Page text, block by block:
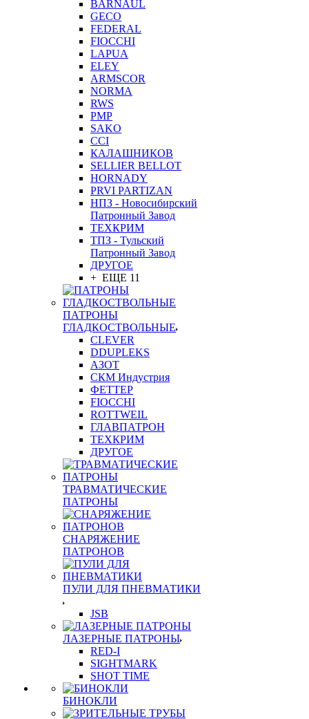
BARNAUL
GEСO
FEDERAL
FIOCCHI
LAPUA
ELEY
ARMSCOR
NORMA
RWS
PMP
SAKO
CCI
КАЛАШНИКОВ
SELLIER BELLOT
HORNADY
PRVI PARTIZAN
НПЗ - Новосибирский
Патронный Завод
ТЕХКРИМ
ТПЗ - Тульский
Патронный Завод
ДРУГОЕ
+ ЕЩЕ 11
ПАТРОНЫ
ГЛАДКОСТВОЛЬНЫЕ
CLEVER
DDUPLEKS
АЗОТ
СКМ Индустрия
ФЕТТЕР
FIOCCHI
ROTTWEIL
ГЛАВПАТРОН
ТЕХКРИМ
ДРУГОЕ
ТРАВМАТИЧЕСКИЕ
ПАТРОНЫ
СНАРЯЖЕНИЕ
ПАТРОНОВ
ПУЛИ ДЛЯ ПНЕВМАТИКИ
JSB
ЛАЗЕРНЫЕ ПАТРОНЫ
RED-I
SIGHTMARK
SHOT TIME
БИНОКЛИ